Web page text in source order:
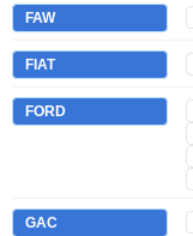
FAW
FIAT
FORD
GAC